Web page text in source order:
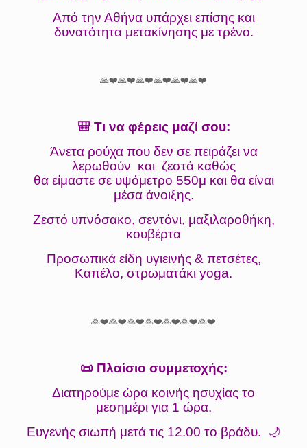
Από την Αθήνα υπάρχει επίσης και
δυνατότητα μετακίνησης με τρένο.
🙏❤️🙏❤️🙏❤️🙏❤️🙏❤️🙏❤️
🎒 Τι να φέρεις μαζί σου:
Άνετα ρούχα που δεν σε πειράζει να
λερωθούν και ζεστά καθώς
θα είμαστε σε υψόμετρο 550μ και θα είναι
μέσα άνοιξης.
Ζεστό υπνόσακο, σεντόνι, μαξιλαροθήκη,
κουβέρτα
Προσωπικά είδη υγιεινής & πετσέτες,
Καπέλο, στρωματάκι yoga.
🙏❤️🙏❤️🙏❤️🙏❤️🙏❤️🙏❤️🙏❤️
📜 Πλαίσιο συμμετοχής:
Διατηρούμε ώρα κοινής ησυχίας το
μεσημέρι για 1 ώρα.
Ευγενής σιωπή μετά τις 12.00 το βράδυ. 🌙